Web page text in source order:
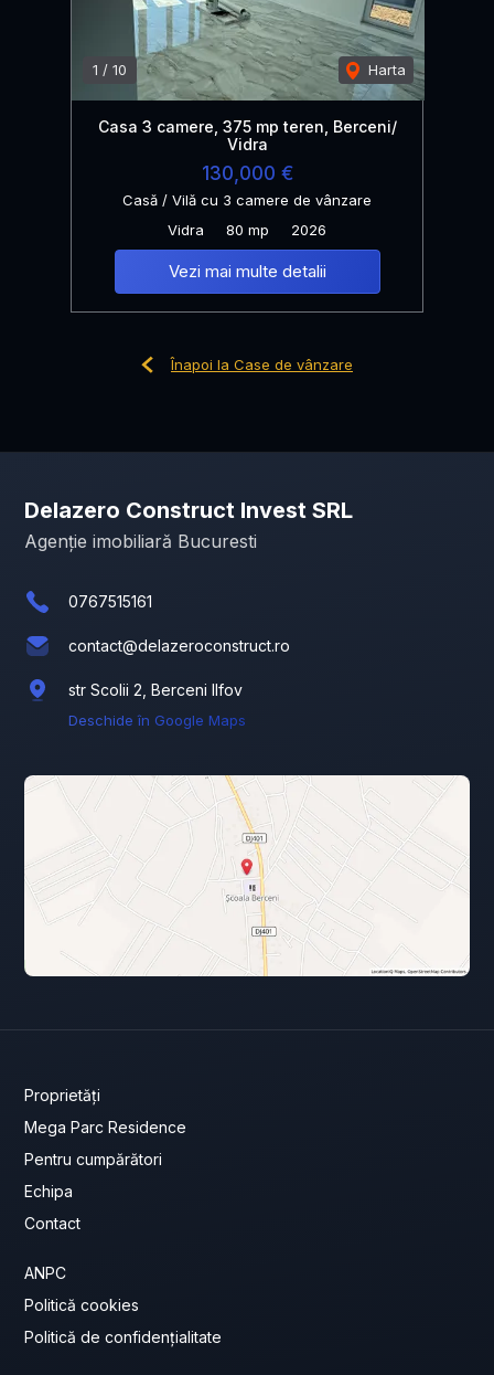
1 / 10 Harta
Casa 3 camere, 375 mp teren, Berceni/
Vidra
130,000 €
Casă / Vilă cu 3 camere de vânzare
Vidra
80 mp 2026
Vezi mai multe detalii
Înapoi la Case de vânzare
Delazero Construct Invest SRL
Agenție imobiliară Bucuresti
0767515161
contact@delazeroconstruct.ro
str Scolii 2, Berceni Ilfov
Deschide în Google Maps
Proprietăți
Mega Parc Residence
Pentru cumpărători
Echipa
Contact
ANPC
Politică cookies
Politică de confidențialitate